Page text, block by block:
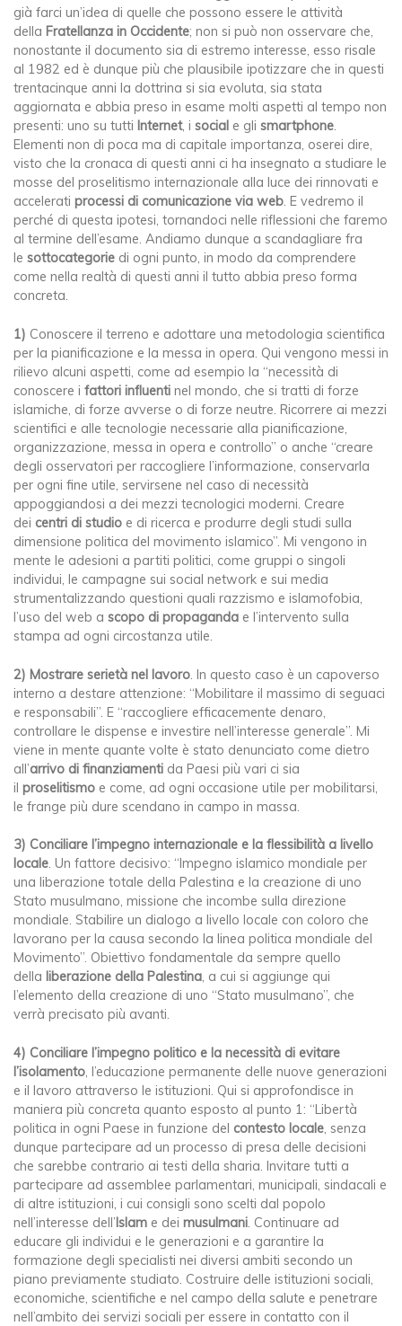
già farci un’idea di quelle che possono essere le attività
della Fratellanza in Occidente; non si può non osservare che,
nonostante il documento sia di estremo interesse, esso risale
al 1982 ed è dunque più che plausibile ipotizzare che in questi
trentacinque anni la dottrina si sia evoluta, sia stata
aggiornata e abbia preso in esame molti aspetti al tempo non
presenti: uno su tutti Internet, i social e gli smartphone.
Elementi non di poca ma di capitale importanza, oserei dire,
visto che la cronaca di questi anni ci ha insegnato a studiare le
mosse del proselitismo internazionale alla luce dei rinnovati e
accelerati processi di comunicazione via web. E vedremo il
perché di questa ipotesi, tornandoci nelle riflessioni che faremo
al termine dell’esame. Andiamo dunque a scandagliare fra
le sottocategorie di ogni punto, in modo da comprendere
come nella realtà di questi anni il tutto abbia preso forma
concreta.
1) Conoscere il terreno e adottare una metodologia scientifica
per la pianificazione e la messa in opera. Qui vengono messi in
rilievo alcuni aspetti, come ad esempio la “necessità di
conoscere i fattori influenti nel mondo, che si tratti di forze
islamiche, di forze avverse o di forze neutre. Ricorrere ai mezzi
scientifici e alle tecnologie necessarie alla pianificazione,
organizzazione, messa in opera e controllo” o anche “creare
degli osservatori per raccogliere l’informazione, conservarla
per ogni fine utile, servirsene nel caso di necessità
appoggiandosi a dei mezzi tecnologici moderni. Creare
dei centri di studio e di ricerca e produrre degli studi sulla
dimensione politica del movimento islamico”. Mi vengono in
mente le adesioni a partiti politici, come gruppi o singoli
individui, le campagne sui social network e sui media
strumentalizzando questioni quali razzismo e islamofobia,
l’uso del web a scopo di propaganda e l’intervento sulla
stampa ad ogni circostanza utile.
2) Mostrare serietà nel lavoro . In questo caso è un capoverso
interno a destare attenzione: “Mobilitare il massimo di seguaci
e responsabili”. E “raccogliere efficacemente denaro,
controllare le dispense e investire nell’interesse generale”. Mi
viene in mente quante volte è stato denunciato come dietro
all’arrivo di finanziamenti da Paesi più vari ci sia
il proselitismo e come, ad ogni occasione utile per mobilitarsi,
le frange più dure scendano in campo in massa.
3) Conciliare l’impegno internazionale e la flessibilità a livello
locale. Un fattore decisivo: “Impegno islamico mondiale per
una liberazione totale della Palestina e la creazione di uno
Stato musulmano, missione che incombe sulla direzione
mondiale. Stabilire un dialogo a livello locale con coloro che
lavorano per la causa secondo la linea politica mondiale del
Movimento”. Obiettivo fondamentale da sempre quello
della liberazione della Palestina, a cui si aggiunge qui
l’elemento della creazione di uno “Stato musulmano”, che
verrà precisato più avanti.
4) Conciliare l’impegno politico e la necessità di evitare
l’isolamento, l’educazione permanente delle nuove generazioni
e il lavoro attraverso le istituzioni. Qui si approfondisce in
maniera più concreta quanto esposto al punto 1: “Libertà
politica in ogni Paese in funzione del contesto locale, senza
dunque partecipare ad un processo di presa delle decisioni
che sarebbe contrario ai testi della sharia. Invitare tutti a
partecipare ad assemblee parlamentari, municipali, sindacali e
di altre istituzioni, i cui consigli sono scelti dal popolo
nell’interesse dell’Islam e dei musulmani. Continuare ad
educare gli individui e le generazioni e a garantire la
formazione degli specialisti nei diversi ambiti secondo un
piano previamente studiato. Costruire delle istituzioni sociali,
economiche, scientifiche e nel campo della salute e penetrare
nell’ambito dei servizi sociali per essere in contatto con il